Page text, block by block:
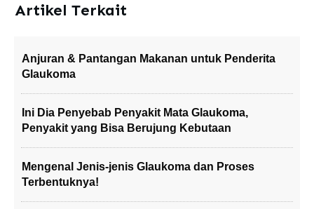
Artikel Terkait
Anjuran & Pantangan Makanan untuk Penderita
Glaukoma
Ini Dia Penyebab Penyakit Mata Glaukoma,
Penyakit yang Bisa Berujung Kebutaan
Mengenal Jenis-jenis Glaukoma dan Proses
Terbentuknya!